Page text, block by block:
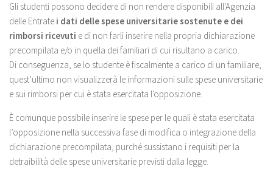
Gli studenti possono decidere di non rendere disponibili all'Agenzia
delle Entrate i dati delle spese universitarie sostenute e dei
rimborsi ricevuti e di non farli inserire nella propria dichiarazione
precompilata e/o in quella dei familiari di cui risultano a carico.
Di conseguenza, se lo studente è fiscalmente a carico di un familiare,
quest’ultimo non visualizzerà le informazioni sulle spese universitarie
e sui rimborsi per cui è stata esercitata l'opposizione.
È comunque possibile inserire le spese per le quali è stata esercitata
l’opposizione nella successiva fase di modifica o integrazione della
dichiarazione precompilata, purché sussistano i requisiti per la
detraibilità delle spese universitarie previsti dalla legge.